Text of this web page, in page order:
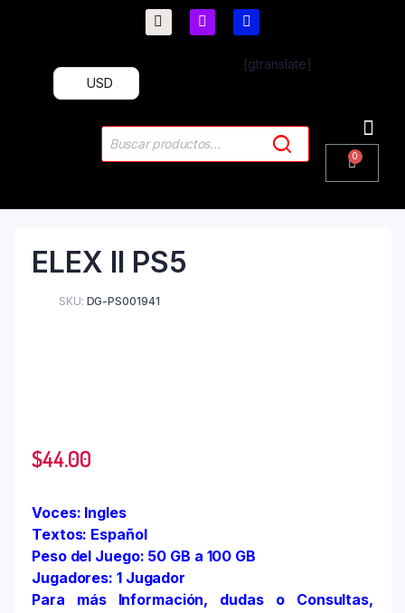
[gtranslate]
USD
ELEX II PS5
SKU: DG-PS001941
$44.00
Voces: Ingles
Textos: Español
Peso del Juego: 50 GB a 100 GB
Jugadores: 1 Jugador
Para más Información, dudas o Consultas,